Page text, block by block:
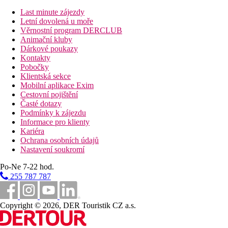
vybrané místní alkoholické a nealkoholické nápoje
(10:00-24:00 hod.)
Sportovní nabídka
Zdarma: fitness.
Zábava
Možnosti zábavy v centru Limassolu.
Děti
Wellness
Za poplatek:sauna, kosmetické balíčky, masáže.
Pro handicapované
Dodatečné služby
Zvláštnosti
Internet
Last minute zájezdy
Letní dovolená u moře
Věrnostní program DERCLUB
Animační kluby
Dárkové poukazy
Kontakty
Pobočky
Klientská sekce
Mobilní aplikace Exim
Cestovní pojištění
Časté dotazy
Podmínky k zájezdu
Informace pro klienty
Kariéra
Ochrana osobních údajů
Nastavení soukromí
Po-Ne 7-22 hod.
255 787 787
Copyright © 2026, DER Touristik CZ a.s.